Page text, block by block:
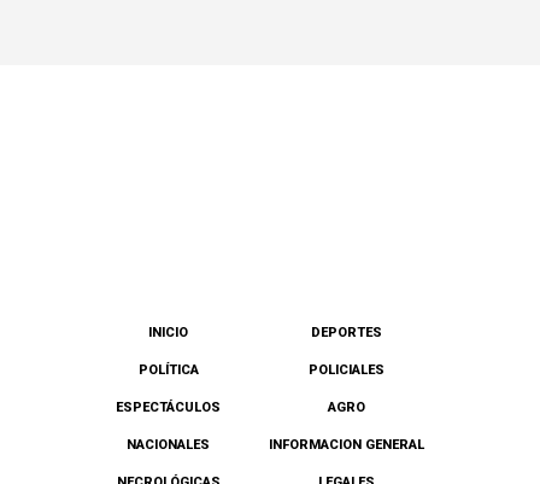
INICIO DEPORTES
POLÍTICA POLICIALES
ESPECTÁCULOS AGRO
NACIONALES INFORMACION GENERAL